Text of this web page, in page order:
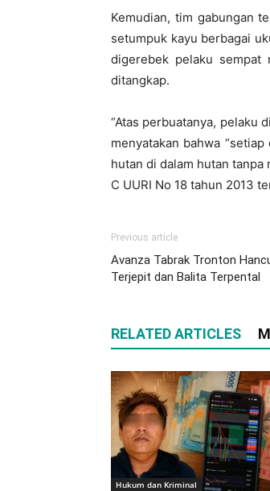
Kemudian, tim gabungan
setumpuk kayu berbagai
digerebek pelaku sempat
ditangkap.
“Atas perbuatanya, pelaku
menyatakan bahwa
hutan di dalam hutan
C UURI No 18 tahun 2013
Previous article
Avanza Tabrak Tronton
Terjepit dan Balita Terpental
RELATED ARTICLES
Hukum dan Kriminal